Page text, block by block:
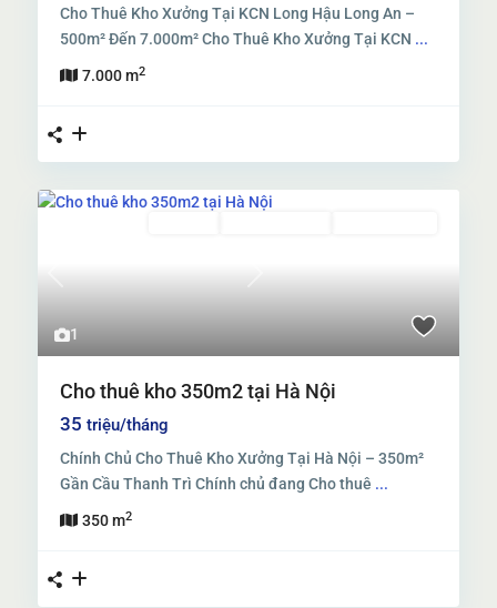
Cho Thuê Kho Xưởng Tại KCN Long Hậu Long An –
500m² Đến 7.000m² Cho Thuê Kho Xưởng Tại KCN ...
7.000 m2
1
Previous Next
Cho thuê kho 350m2 tại Hà Nội
35 triệu/tháng
Chính Chủ Cho Thuê Kho Xưởng Tại Hà Nội – 350m²
Gần Cầu Thanh Trì Chính chủ đang Cho thuê ...
350 m2